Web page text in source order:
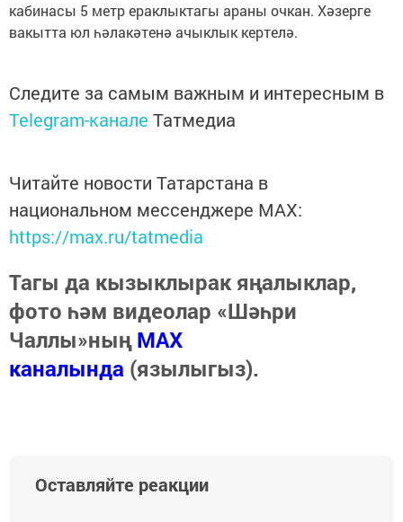
кабинасы 5 метр ераклыктагы араны очкан. Хәзерге
вакытта юл һәлакәтенә ачыклык кертелә.
Следите за самым важным и интересным в
Telegram-канале Татмедиа
Читайте новости Татарстана в
национальном мессенджере MАХ:
https://max.ru/tatmedia
Тагы да кызыклырак яңалыклар,
фото һәм видеолар «Шәһри
Чаллы»ныңMAX
каналында (язылыгыз).
Оставляйте реакции